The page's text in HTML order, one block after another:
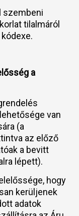
szembeni
tilalmáról
a
van
(a
az előző
a bevitt
lépett).
hogy
kerüljenek
adatok